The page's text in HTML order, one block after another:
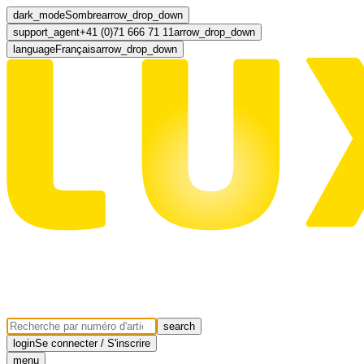
dark_modeSombrearrow_drop_down
support_agent+41 (0)71 666 71 11arrow_drop_down
languageFrançaisarrow_drop_down
search
loginSe connecter / S'inscrire
menu